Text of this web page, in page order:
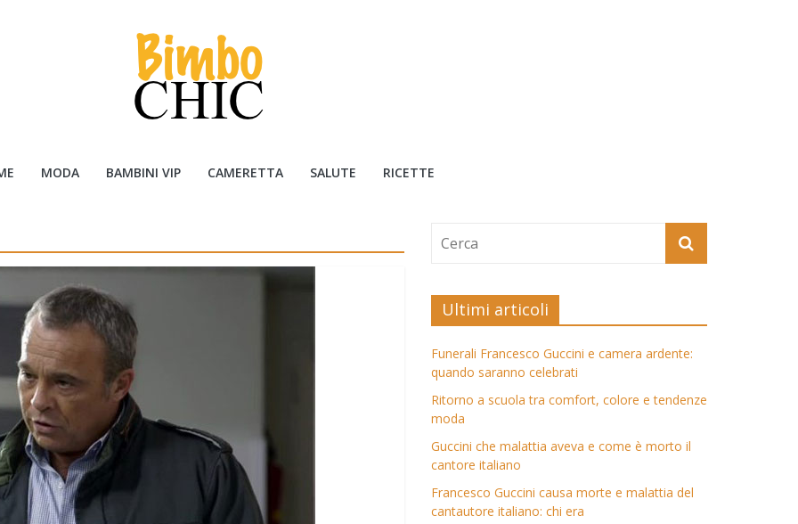
MODA BAMBINI VIP CAMERETTA SALUTE RICETTE
Ultimi articoli
Funerali Francesco Guccini e camera ardente:
quando saranno celebrati
Ritorno a scuola tra comfort, colore e tendenze
moda
Guccini che malattia aveva e come è morto il
cantore italiano
Francesco Guccini causa morte e malattia del
cantautore italiano: chi era